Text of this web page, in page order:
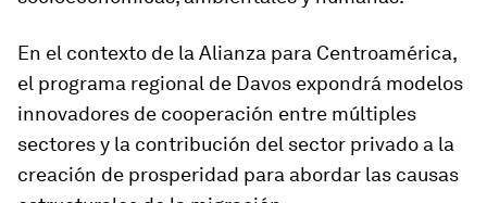
En el contexto de la Alianza para Centroamérica,
el programa regional de Davos expondrá modelos
innovadores de cooperación entre múltiples
sectores y la contribución del sector privado a la
creación de prosperidad para abordar las causas